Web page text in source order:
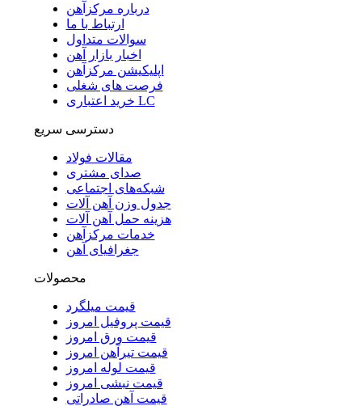
درباره مرکزآهن
ارتباط با ما
سوالات متداول
اخبار بازار آهن
اپلیکیشن مرکزآهن
فرصت های شغلی
خرید اعتباری LC
دسترسی سریع
مقالات فولاد
صدای مشتری
شبکه‌های اجتماعی
جدول وزن آهن آلات
هزینه حمل آهن آلات
خدمات مرکزآهن
جغرافیای آهن
محصولات
قیمت میلگرد
قیمت پروفیل امروز
قیمت ورق امروز
قیمت تیرآهن امروز
قیمت لوله امروز
قیمت نبشی امروز
قیمت آهن صادراتی